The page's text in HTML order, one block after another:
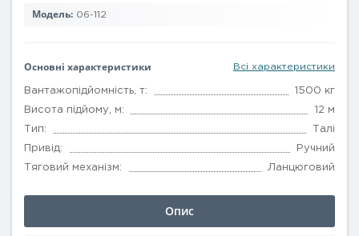
Модель: 06-112
Основні характеристики Всі характеристики
Вантажопідйомність, т: 1500 кг
Висота підйому, м: 12 м
Тип: Талі
Привід: Ручний
Тяговий механізм: Ланцюговий
Опис